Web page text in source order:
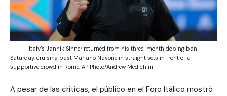
Italy’s Jannik Sinner returned from his three-month doping ban
Saturday, cruising past Mariano Navone in straight sets in front of a
supportive crowd in Rome. AP Photo/Andrew Medichini
A pesar de las críticas, el público en el Foro Itálico mostró